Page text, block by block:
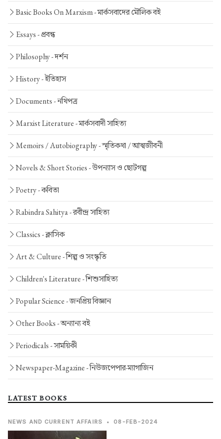
Basic Books On Marxism -মার্কসবাদের মৌলিক বই
Essays -প্রবন্ধ
Philosophy -দর্শন
History -ইতিহাস
Documents -নথিপত্র
Marxist Literature -মার্কসবাদী সাহিত্য
Memoirs / Autobiography -স্মৃতিকথা / আত্মজীবনী
Novels & Short Stories -উপন্যাস ও ছোটগল্প
Poetry -কবিতা
Rabindra Sahitya -রবীন্দ্র সাহিত্য
Classics -ক্লাসিক
Art & Culture -শিল্প ও সংস্কৃতি
Children's Literature -শিশুসাহিত্য
Popular Science -জনপ্রিয় বিজ্ঞান
Other Books -অন্যান্য বই
Periodicals -সাময়িকী
Newspaper-Magazine -নিউজপেপার-ম্যাগাজিন
LATEST BOOKS
NEWS AND CURRENT AFFAIRS • 08-FEB-2024